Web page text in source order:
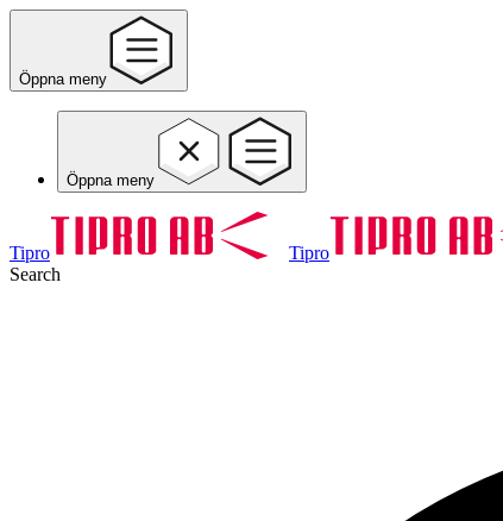
Öppna meny
Öppna meny
Tipro
Tipro
Search